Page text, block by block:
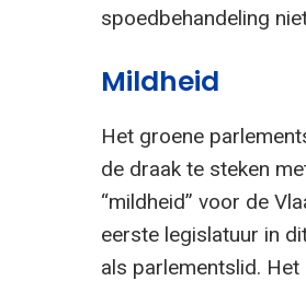
spoedbehandeling
Mildheid
Het groene
de draak te steken
“mildheid” voor de
eerste legislatuur in
als parlementslid.